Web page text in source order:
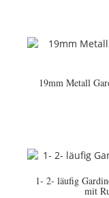
19mm Metall
1- 2- läufig
mit